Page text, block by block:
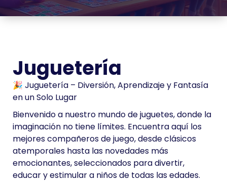
Juguetería
🎉 Juguetería – Diversión, Aprendizaje y Fantasía
en un Solo Lugar
Bienvenido a nuestro mundo de juguetes, donde la
imaginación no tiene límites. Encuentra aquí los
mejores compañeros de juego, desde clásicos
atemporales hasta las novedades más
emocionantes, seleccionados para divertir,
educar y estimular a niños de todas las edades.